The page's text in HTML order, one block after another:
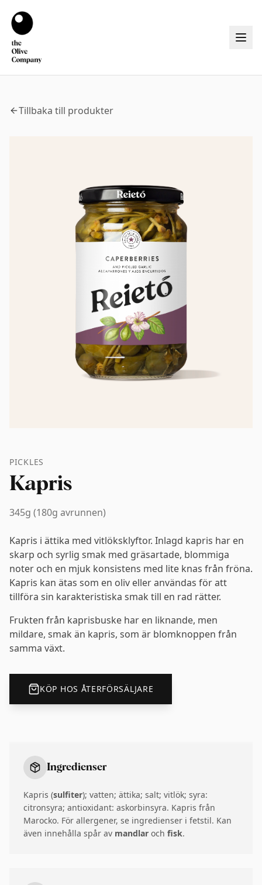
Tillbaka till produkter
PICKLES
Kapris
345g (180g avrunnen)
Kapris i ättika med vitlöksklyftor. Inlagd kapris har en
skarp och syrlig smak med gräsartade, blommiga
noter och en mjuk konsistens med lite knas från fröna.
Kapris kan ätas som en oliv eller användas för att
tillföra sin karakteristiska smak till en rad rätter.
Frukten från kaprisbuske har en liknande, men
mildare, smak än kapris, som är blomknoppen från
samma växt.
KÖP HOS ÅTERFÖRSÄLJARE
Ingredienser
Kapris (sulfiter); vatten; ättika; salt; vitlök; syra:
citronsyra; antioxidant: askorbinsyra. Kapris från
Marocko. För allergener, se ingredienser i fetstil. Kan
även innehålla spår av mandlar och fisk.